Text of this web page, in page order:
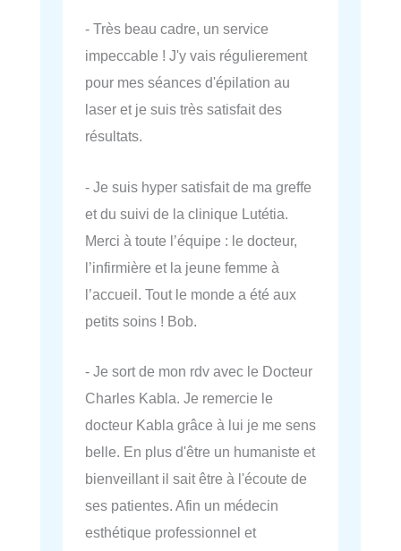
- Très beau cadre, un service
impeccable ! J'y vais régulierement
pour mes séances d'épilation au
laser et je suis très satisfait des
résultats.
- Je suis hyper satisfait de ma greffe
et du suivi de la clinique Lutétia.
Merci à toute l’équipe : le docteur,
l’infirmière et la jeune femme à
l’accueil. Tout le monde a été aux
petits soins ! Bob.
- Je sort de mon rdv avec le Docteur
Charles Kabla. Je remercie le
docteur Kabla grâce à lui je me sens
belle. En plus d'être un humaniste et
bienveillant il sait être à l'écoute de
ses patientes. Afin un médecin
esthétique professionnel et